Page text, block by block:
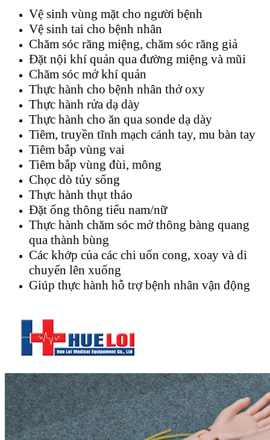
Vệ sinh vùng mặt cho người bệnh
Vệ sinh tai cho bệnh nhân
Chăm sóc răng miệng, chăm sóc răng giả
Đặt nội khí quản qua đường miệng và mũi
Chăm sóc mở khí quản
Thực hành cho bệnh nhân thở oxy
Thực hành rửa dạ dày
Thực hành cho ăn qua sonde dạ dày
Tiêm, truyền tĩnh mạch cánh tay, mu bàn tay
Tiêm bắp vùng vai
Tiêm bắp vùng đùi, mông
Chọc dò tủy sống
Thực hành thụt tháo
Đặt ống thông tiểu nam/nữ
Thực hành chăm sóc mở thông bàng quang
qua thành bùng
Các khớp của các chi uốn cong, xoay và di
chuyển lên xuống
Giúp thực hành hỗ trợ bệnh nhân vận động